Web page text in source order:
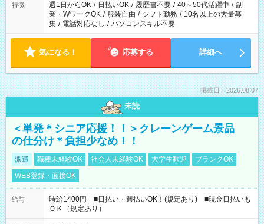
特徴 週1日からOK / 日払いOK / 履歴書不要 / 40～50代活躍中 / 副
業・WワークOK / 服装自由 / シフト勤務 / 10名以上の大量募
集 / 電話対応なし / パソコンスキル不要
気になる！ 応募する 詳細へ
掲載日：2026.08.07
未読
＜単発＊シニア応援！！＞クレーンゲーム景品
の仕分け＊負担少なめ！！
派遣 職種未経験OK 社会人未経験OK 大学生歓迎
ブランクOK
WEB登録・面接OK
給与
時給1400円 ■日払い・週払いOK！(規定あり) ■現金日払いも
ＯＫ（規定あり）